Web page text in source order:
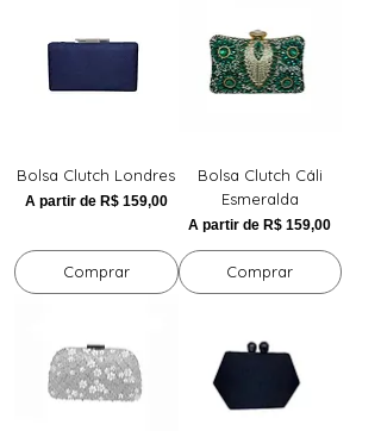
Bolsa Clutch Londres
A partir de R$ 159,00
Preço promocional
Comprar
Bolsa Clutch Cáli
Esmeralda
A partir deR$ 159,00
Preço promocional
Comprar